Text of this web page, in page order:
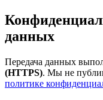
данных
Передача данных
(HTTPS). Мы не
политике